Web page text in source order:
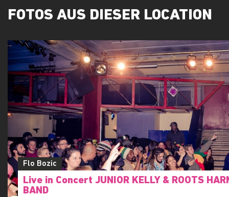
FOTOS AUS DIESER LOCATION
Flo Bozic
Live in Concert JUNIOR KELLY & ROOTS
BAND